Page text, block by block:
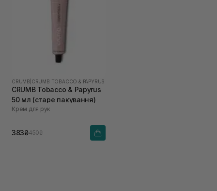
CRUMB CRUMB TOBACCO & PAPYRUS
CRUMB Tobacco & Papyrus
50 мл (старе пакування)
Крем для рук
383₴450₴